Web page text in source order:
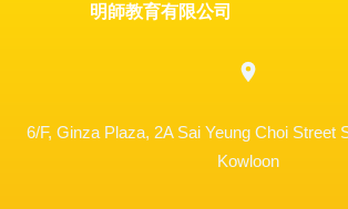
明師教育有限公司
6/F, Ginza Plaza, 2A Sai Yeung Choi Street
Kowloon